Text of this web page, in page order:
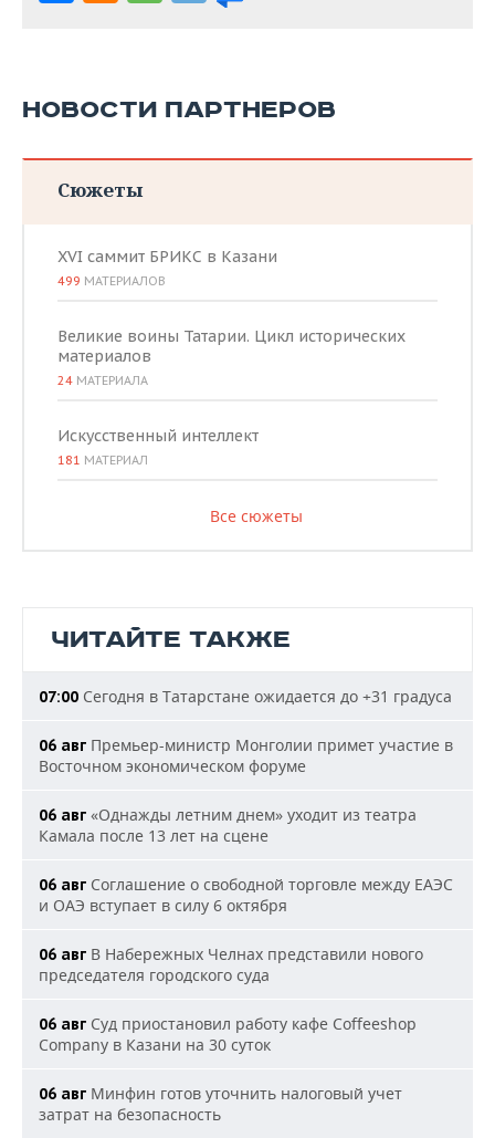
НОВОСТИ ПАРТНЕРОВ
Сюжеты
XVI саммит БРИКС в Казани
499 МАТЕРИАЛОВ
Великие воины Татарии. Цикл исторических
материалов
24 МАТЕРИАЛА
Искусственный интеллект
181 МАТЕРИАЛ
Все сюжеты
ЧИТАЙТЕ ТАКЖЕ
07:00 Сегодня в Татарстане ожидается до +31 градуса
06 авг Премьер-министр Монголии примет участие в
Восточном экономическом форуме
06 авг «Однажды летним днем» уходит из театра
Камала после 13 лет на сцене
06 авг Соглашение о свободной торговле между ЕАЭС
и ОАЭ вступает в силу 6 октября
06 авг В Набережных Челнах представили нового
председателя городского суда
06 авг Суд приостановил работу кафе Coffeeshop
Company в Казани на 30 суток
06 авг Минфин готов уточнить налоговый учет
затрат на безопасность